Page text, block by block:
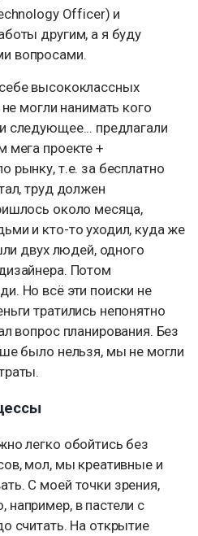
Officer) и
другим, а я буду
вопросами.
высококлассных
могли нанимать кого
следующее... предлагали
мега проекте +
рынку, т.е. за бесплатно
труд должен
около месяца,
и кто-то уходил, куда же
двух людей, одного
Потом
Но всё эти поиски не
тратились непонятно
вопрос планирования. Без
было нельзя, мы не могли
легко обойтись без
мол, мы креативные и
С моей точки зрения,
в пастели с
считать. На открытие